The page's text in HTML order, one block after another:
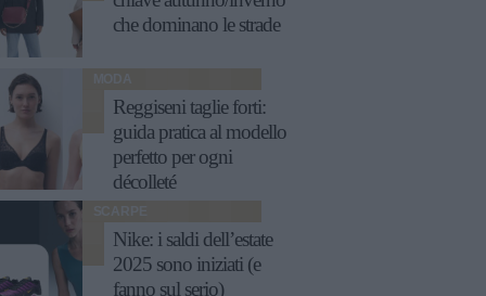
che dominano le strade
MODA
Reggiseni taglie forti:
guida pratica al modello
perfetto per ogni
décolleté
SCARPE
Nike: i saldi dell’estate
2025 sono iniziati (e
fanno sul serio)